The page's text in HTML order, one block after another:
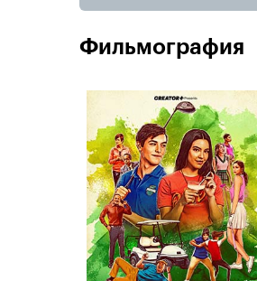
Фильмография